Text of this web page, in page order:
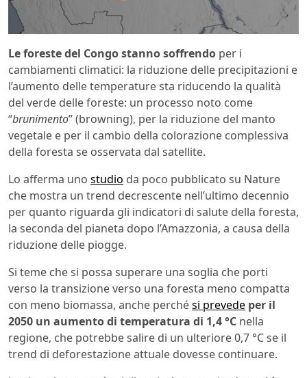
Le foreste del Congo stanno soffrendo per i
cambiamenti climatici: la riduzione delle precipitazioni e
l’aumento delle temperature sta riducendo la qualità
del verde delle foreste: un processo noto come
“brunimento” (browning), per la riduzione del manto
vegetale e per il cambio della colorazione complessiva
della foresta se osservata dal satellite.
Lo afferma uno studio da poco pubblicato su Nature
che mostra un trend decrescente nell’ultimo decennio
per quanto riguarda gli indicatori di salute della foresta,
la seconda del pianeta dopo l’Amazzonia, a causa della
riduzione delle piogge.
Si teme che si possa superare una soglia che porti
verso la transizione verso una foresta meno compatta
con meno biomassa, anche perchési prevede per il
2050 un aumento di temperatura di 1,4 °C nella
regione, che potrebbe salire di un ulteriore 0,7 °C se il
trend di deforestazione attuale dovesse continuare.